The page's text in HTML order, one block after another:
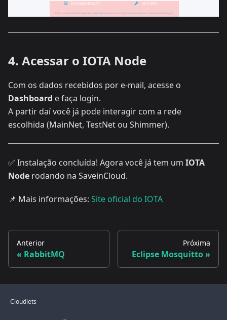
4. Acessar o IOTA Node
Com os dados recebidos por e-mail, acesse o
Dashboard e faça login.
A partir daí você já pode interagir com a rede
escolhida (MainNet, TestNet ou Shimmer).
✅ Instalação concluída! Agora você já tem um IOTA
Node rodando na SaveinCloud.
📌 Mais informações: Site oficial do IOTA
Anterior
RabbitMQ
Próxima
Eclipse Mosquitto
Cloudlets